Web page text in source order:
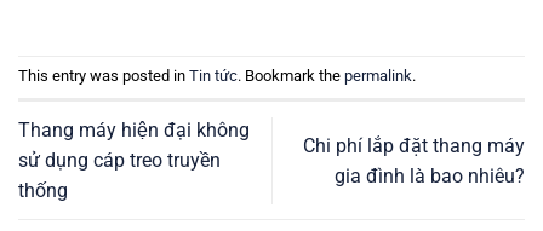
This entry was posted in Tin tức. Bookmark the permalink.
Thang máy hiện đại không
sử dụng cáp treo truyền
thống
Chi phí lắp đặt thang máy
gia đình là bao nhiêu?